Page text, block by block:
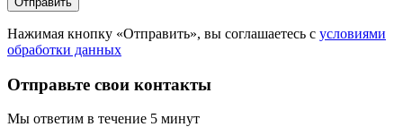
Нажимая кнопку «Отправить», вы соглашаетесь с условиями
обработки данных
Отправьте свои контакты
Мы ответим в течение 5 минут